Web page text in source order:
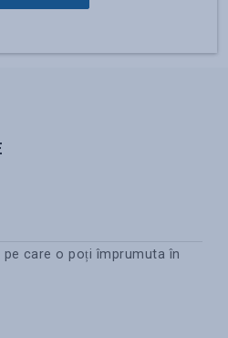
pe care o poți împrumuta în